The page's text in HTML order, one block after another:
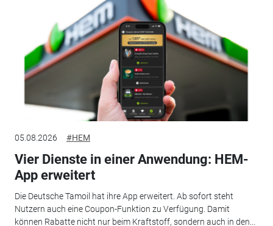
05.08.2026 #HEM
Vier Dienste in einer Anwendung: HEM-
App erweitert
Die Deutsche Tamoil hat ihre App erweitert. Ab sofort steht
Nutzern auch eine Coupon-Funktion zu Verfügung. Damit
können Rabatte nicht nur beim Kraftstoff, sondern auch in den...